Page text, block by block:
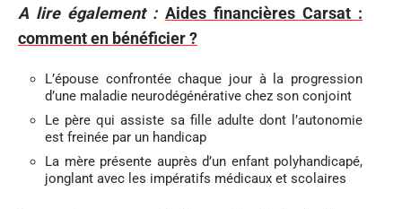
A lire également : Aides financières Carsat :
comment en bénéficier ?
L’épouse confrontée chaque jour à la progression
d’une maladie neurodégénérative chez son conjoint
Le père qui assiste sa fille adulte dont l’autonomie
est freinée par un handicap
La mère présente auprès d’un enfant polyhandicapé,
jonglant avec les impératifs médicaux et scolaires